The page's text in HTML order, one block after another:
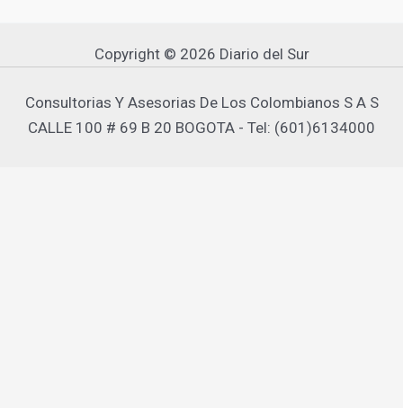
Copyright © 2026 Diario del Sur
Consultorias Y Asesorias De Los Colombianos S A S
CALLE 100 # 69 B 20 BOGOTA - Tel: (601)6134000